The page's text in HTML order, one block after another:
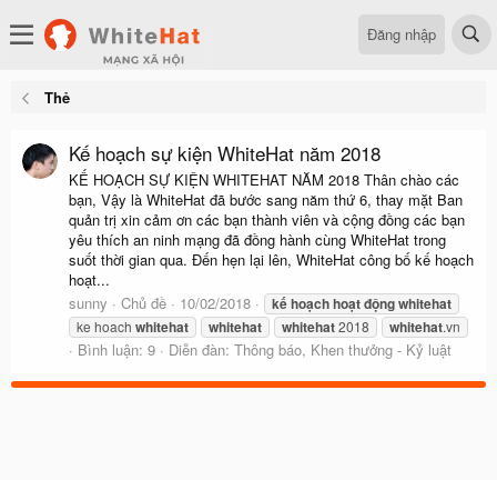
Đăng nhập
Thẻ
Kế hoạch sự kiện WhiteHat năm 2018
KẾ HOẠCH SỰ KIỆN WHITEHAT NĂM 2018 Thân chào các
bạn, Vậy là WhiteHat đã bước sang năm thứ 6, thay mặt Ban
quản trị xin cảm ơn các bạn thành viên và cộng đồng các bạn
yêu thích an ninh mạng đã đồng hành cùng WhiteHat trong
suốt thời gian qua. Đến hẹn lại lên, WhiteHat công bố kế hoạch
hoạt...
sunny
Chủ đề 10/02/2018 kếhoạchhoạtđộngwhitehat
ke hoach whitehat whitehat whitehat2018 whitehat.vn
Bình luận: 9 Diễn đàn: Thông báo, Khen thưởng - Kỷ luật